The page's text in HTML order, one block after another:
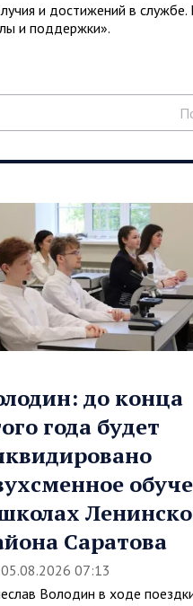
и достижений в службе.
и поддержки».
до конца
года будет
Саратова
05.08.2026 07:13
Володин в ходе